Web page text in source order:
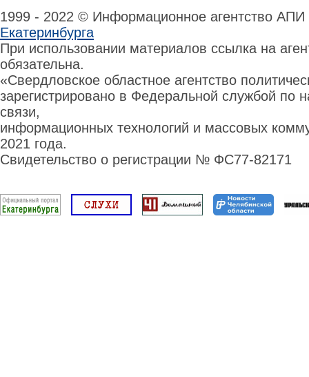
1999 - 2022 © Информационное агентство
Екатеринбурга
При использовании материалов ссылка на
обязательна.
«Свердловское областное агентство
зарегистрировано в Федеральной службой по
связи,
информационных технологий и массовых
2021 года.
Свидетельство о регистрации № ФС77-82171